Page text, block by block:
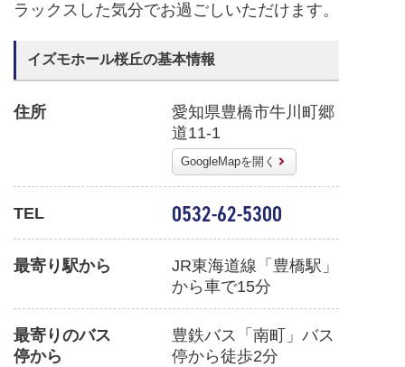
ラックスした気分でお過ごしいただけます。
イズモホール桜丘の基本情報
住所
愛知県豊橋市牛川町郷
道11-1
GoogleMapを開く
TEL 0532-62-5300
最寄り駅から
JR東海道線「豊橋駅」
から車で15分
最寄りのバス
停から
豊鉄バス「南町」バス
停から徒歩2分